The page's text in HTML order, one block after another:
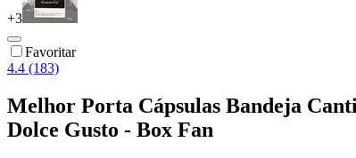
+3
Favoritar
4.4 (183)
Melhor Porta Cápsulas Bandeja
Dolce Gusto - Box Fan